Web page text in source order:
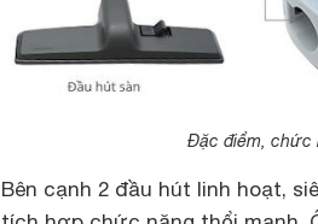
Đặc điểm, chức
Bên cạnh 2 đầu hút linh hoạt,